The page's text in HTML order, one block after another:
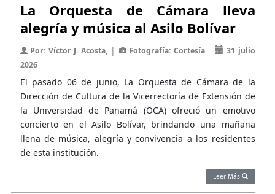
La Orquesta de Cámara lleva
alegría y música al Asilo Bolívar
Por: Víctor J. Acosta,| Fotografía: Cortesía
31 julio
2026
El pasado 06 de junio, La Orquesta de Cámara de la
Dirección de Cultura de la Vicerrectoría de Extensión de
la Universidad de Panamá (OCA) ofreció un emotivo
concierto en el Asilo Bolívar, brindando una mañana
llena de música, alegría y convivencia a los residentes
de esta institución.
Leer Más